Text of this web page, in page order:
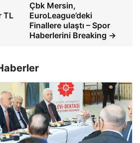
TL
Çbk Mersin,
EuroLeague’deki
Finallere ulaştı – Spor
Haberlerini Breaking →